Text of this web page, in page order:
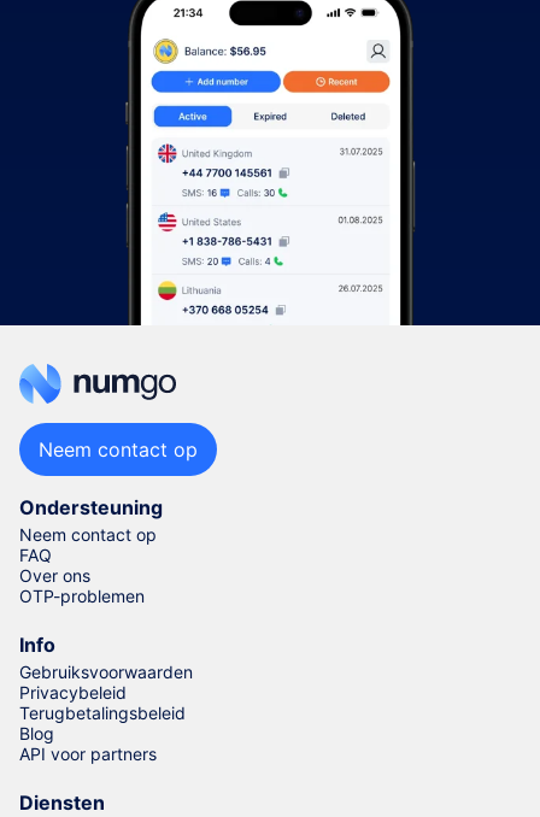
Ondersteuning
Neem contact op
FAQ
Over ons
OTP-problemen
Info
Gebruiksvoorwaarden
Privacybeleid
Terugbetalingsbeleid
Blog
API voor partners
Diensten
Neem contact op